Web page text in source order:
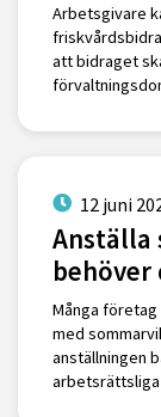
Arbetsgivare
att bidraget
12 juni
Anställa
behöver
Många
med
anställningen